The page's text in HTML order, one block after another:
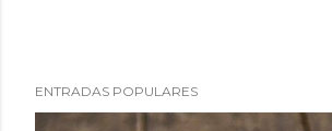
ENTRADAS POPULARES